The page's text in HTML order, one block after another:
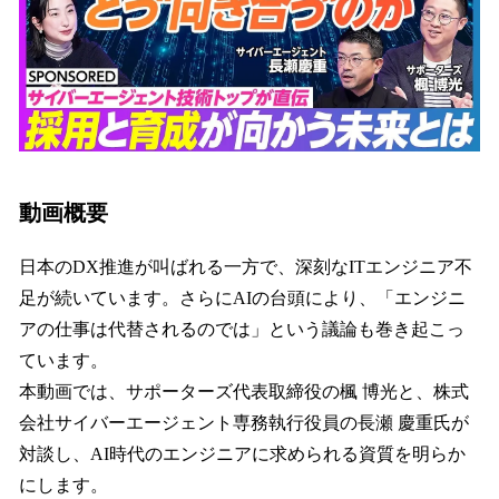
動画概要
日本のDX推進が叫ばれる一方で、深刻なITエンジニア不
足が続いています。さらにAIの台頭により、「エンジニ
アの仕事は代替されるのでは」という議論も巻き起こっ
ています。
本動画では、サポーターズ代表取締役の楓 博光と、株式
会社サイバーエージェント専務執行役員の長瀬 慶重氏が
対談し、AI時代のエンジニアに求められる資質を明らか
にします。